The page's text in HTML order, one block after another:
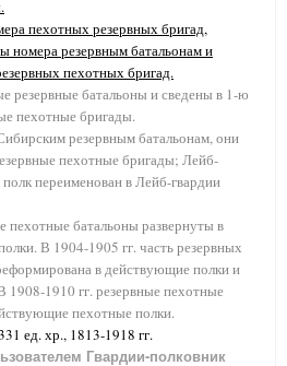
пехотных резервных бригад,
номера резервным батальонам и
пехотных бригад.
резервные батальоны и сведены в 1-ю
пехотные бригады.
резервным батальонам, они
пехотные бригады; Лейб-
переименован в Лейб-гвардии
пехотные батальоны развернуты в
В 1904-1905 гг. часть резервных
в действующие полки и
1910 гг. резервные пехотные
пехотные полки.
ед. хр., 1813-1918 гг.
Гвардии-полковник